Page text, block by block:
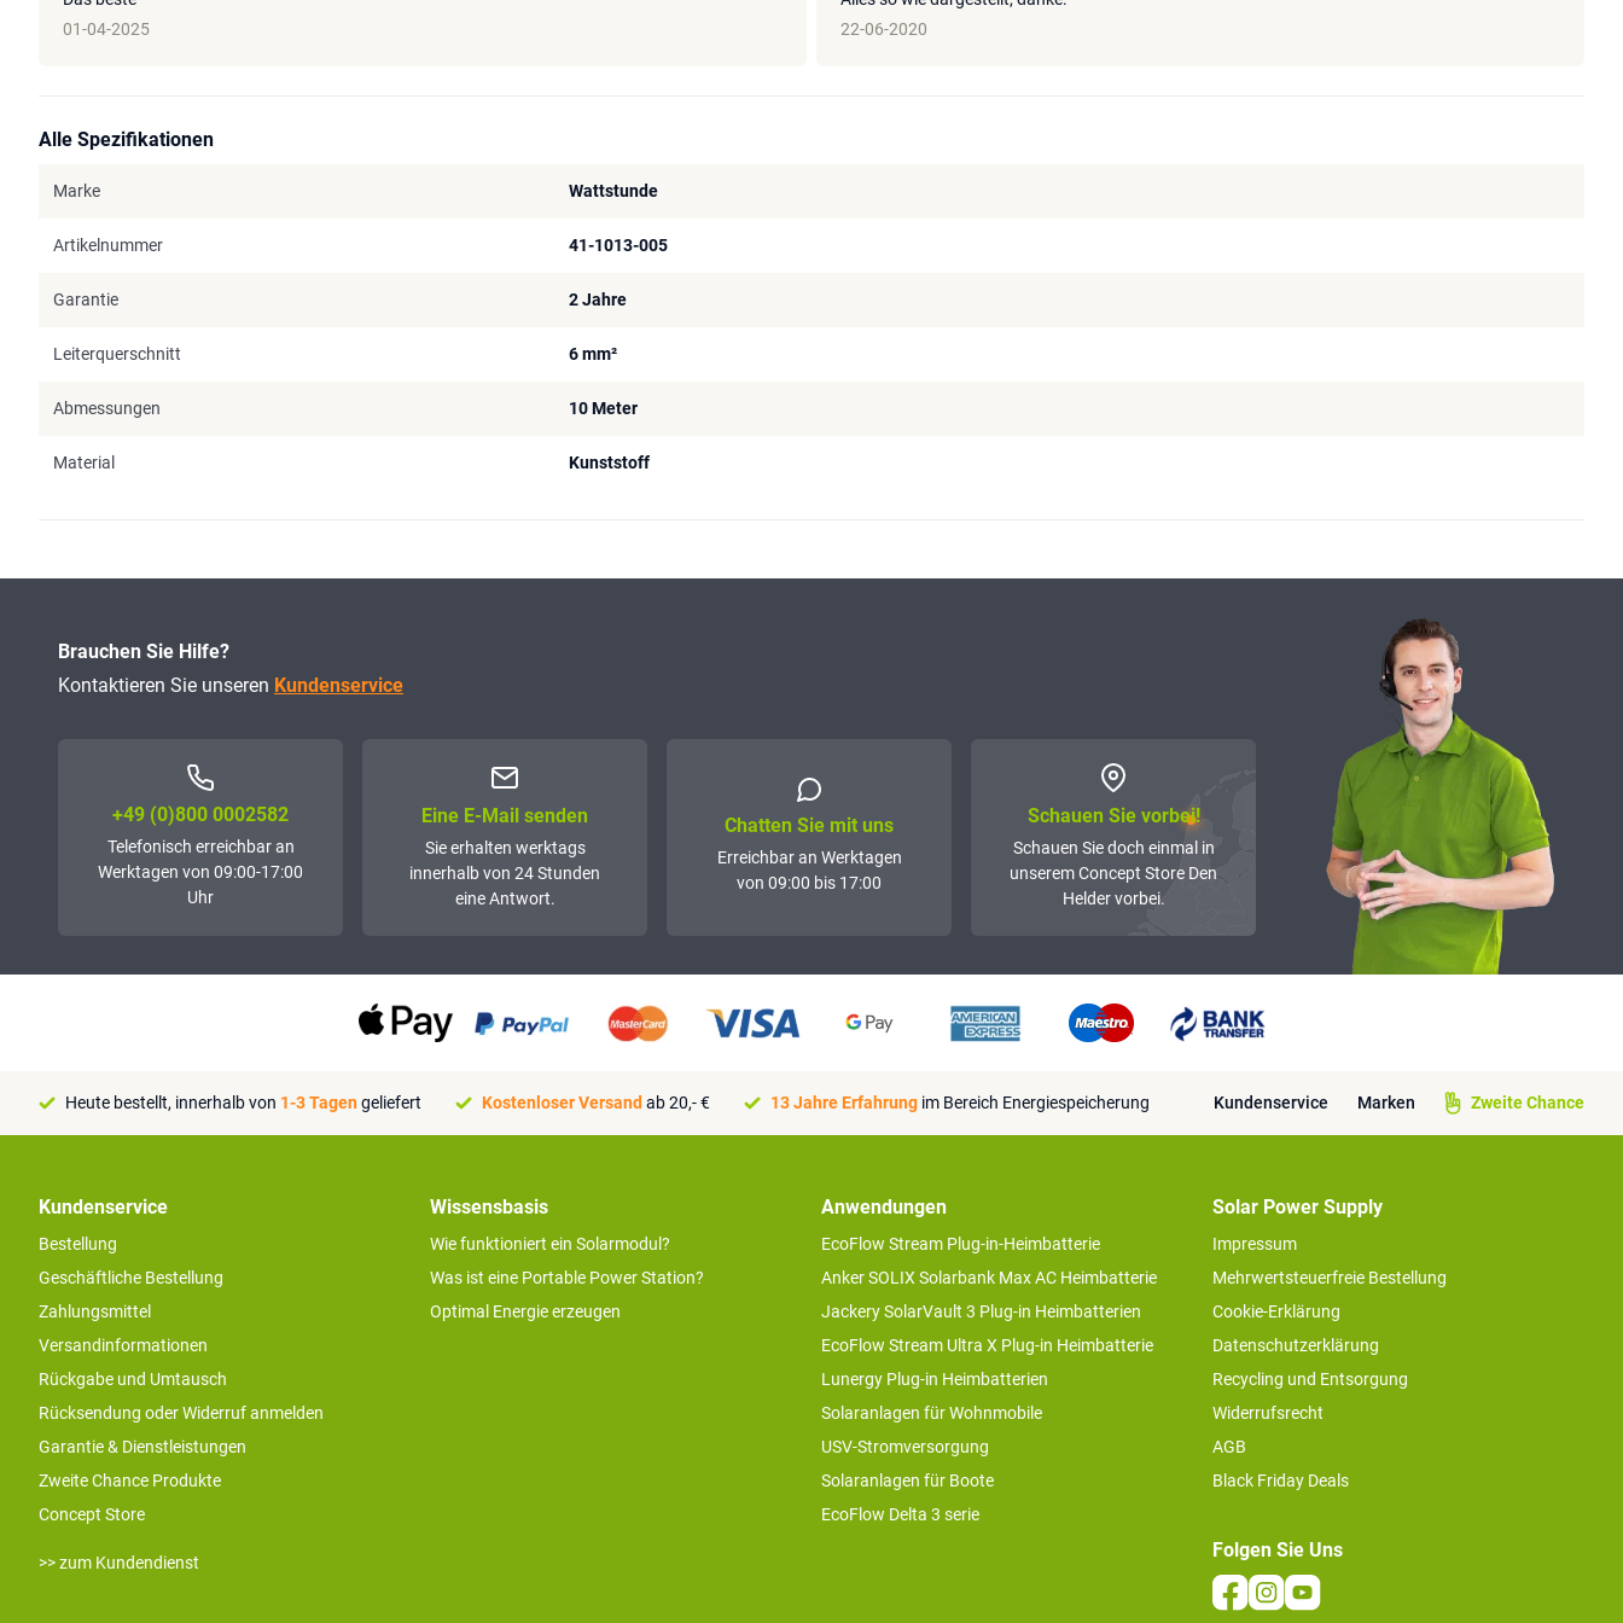
01-04-2025
22-06-2020
Alle Spezifikationen
Marke Wattstunde
Artikelnummer 41-1013-005
Garantie 2 Jahre
Leiterquerschnitt 6 mm²
Abmessungen 10 Meter
Material Kunststoff
Brauchen Sie Hilfe?
Kontaktieren Sie unseren Kundenservice
+49 (0)800 0002582
Telefonisch erreichbar an
Werktagen von 09:00-17:00
Uhr
Eine E-Mail senden
Sie erhalten werktags
innerhalb von 24 Stunden
eine Antwort.
Chatten Sie mit uns
Erreichbar an Werktagen
von 09:00 bis 17:00
Schauen Sie vorbei!
Schauen Sie doch einmal in
unserem Concept Store Den
Helder vorbei.
Heute bestellt, innerhalb von 1-3 Tagengeliefert Kostenloser Versand ab 20,- € 13 Jahre Erfahrung im Bereich Energiespeicherung Kundenservice Marken Zweite Chance
Kundenservice
Bestellung
Geschäftliche Bestellung
Zahlungsmittel
Versandinformationen
Rückgabe und Umtausch
Rücksendung oder Widerruf anmelden
Garantie & Dienstleistungen
Zweite Chance Produkte
Concept Store
>> zum Kundendienst
Wissensbasis
Wie funktioniert ein Solarmodul?
Was ist eine Portable Power Station?
Optimal Energie erzeugen
Anwendungen
EcoFlow Stream Plug-in-Heimbatterie
Anker SOLIX Solarbank Max AC Heimbatterie
Jackery SolarVault 3 Plug-in Heimbatterien
EcoFlow Stream Ultra X Plug-in Heimbatterie
Lunergy Plug-in Heimbatterien
Solaranlagen für Wohnmobile
USV-Stromversorgung
Solaranlagen für Boote
EcoFlow Delta 3 serie
Solar Power Supply
Impressum
Mehrwertsteuerfreie Bestellung
Cookie-Erklärung
Datenschutzerklärung
Recycling und Entsorgung
Widerrufsrecht
AGB
Black Friday Deals
Folgen Sie Uns